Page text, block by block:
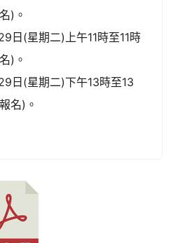
)。
(星期二)上午11時至11時
)。
(星期二)下午13時至13
名)。